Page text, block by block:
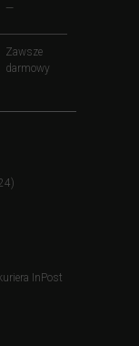
—
Zawsze
darmowy
InPost